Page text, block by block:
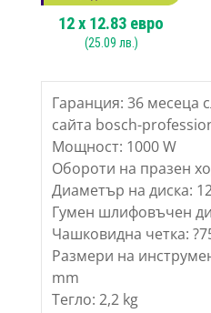
12x 12.83 евро
(25.09 лв.)
Гаранция: 36 месеца
сайта bosch-
Мощност: 1000 W
Обороти на празен
Диаметър на диска:
Гумен шлифовъчен
Чашковидна четка:
Размери на
mm
Тегло: 2,2 kg